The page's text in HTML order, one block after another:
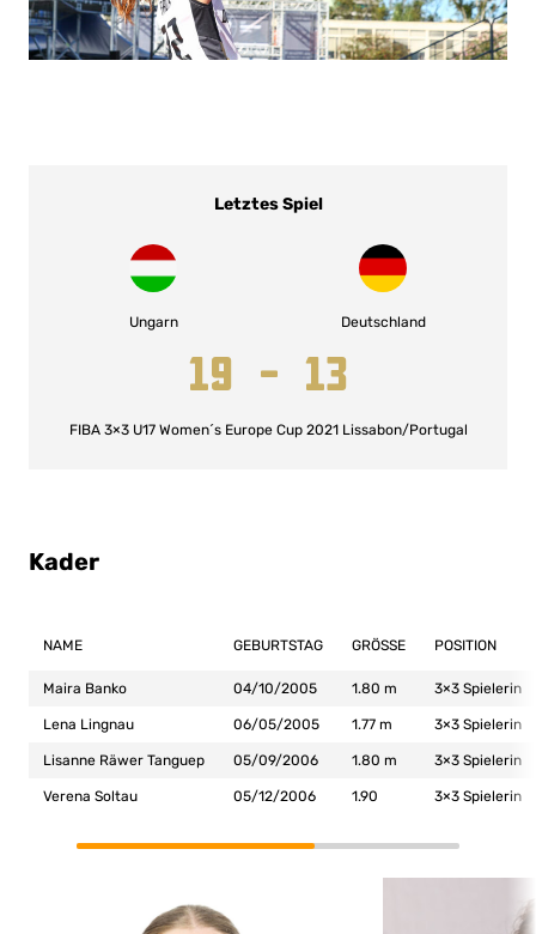
Letztes Spiel
Ungarn
19 – 13
FIBA 3×3 U17 Women´s Europe Cup 2021 Lissabon/Portugal
Deutschland
Kader
NAME GEBURTSTAG GRÖSSE POSITION
Maira Banko 04/10/2005 1.80 m 3×3 Spielerin
Lena Lingnau 06/05/2005 1.77 m 3×3 Spielerin
Lisanne Räwer Tanguep 05/09/2006 1.80 m 3×3 Spielerin
Verena Soltau 05/12/2006 1.90 3×3 Spielerin